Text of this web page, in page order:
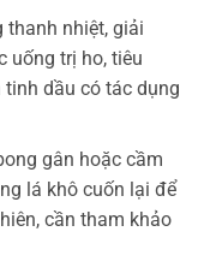
thanh nhiệt, giải
uống trị ho, tiêu
dầu có tác dụng
gân hoặc cầm
lá khô cuốn lại để
cần tham khảo